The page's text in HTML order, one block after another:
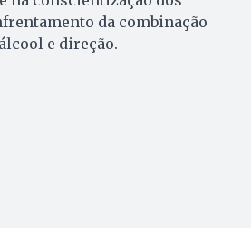
da combinação
e direção.